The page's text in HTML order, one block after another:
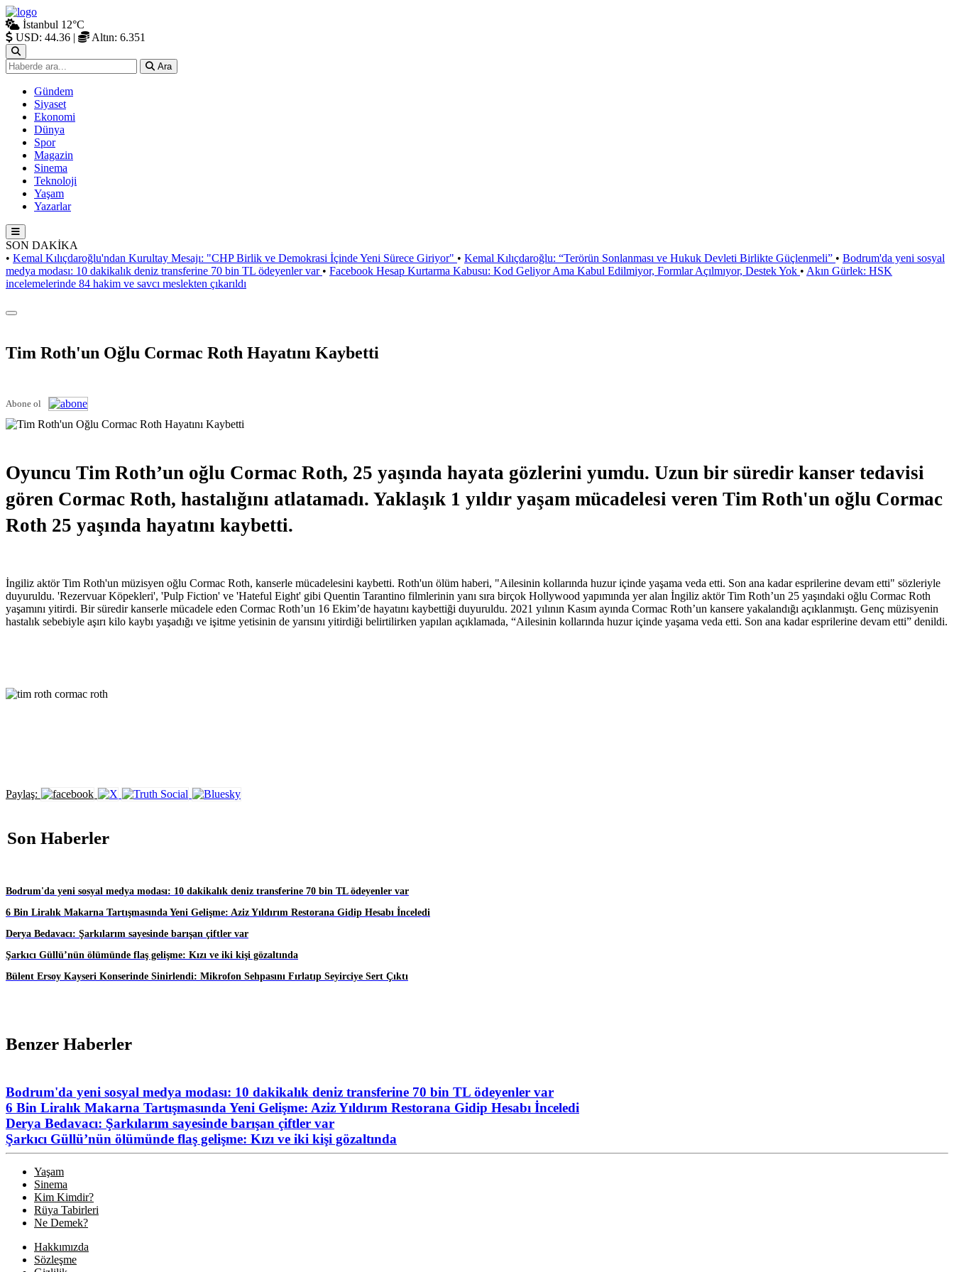
İstanbul 12°C
USD: 44.36 | Altın: 6.351
Ara
Gündem
Siyaset
Ekonomi
Dünya
Spor
Magazin
Sinema
Teknoloji
Yaşam
Yazarlar
SON DAKİKA
• Kemal Kılıçdaroğlu'ndan Kurultay Mesajı: "CHP Birlik ve Demokrasi İçinde Yeni Sürece Giriyor" • Kemal Kılıçdaroğlu: “Terörün Sonlanması ve Hukuk Devleti Birlikte Güçlenmeli” • Bodrum'da yeni sosyal
medya modası: 10 dakikalık deniz transferine 70 bin TL ödeyenler var • Facebook Hesap Kurtarma Kabusu: Kod Geliyor Ama Kabul Edilmiyor, Formlar Açılmıyor, Destek Yok • Akın Gürlek: HSK
incelemelerinde 84 hakim ve savcı meslekten çıkarıldı
Tim Roth'un Oğlu Cormac Roth Hayatını Kaybetti
Abone ol
Oyuncu Tim Roth’un oğlu Cormac Roth, 25 yaşında hayata gözlerini yumdu. Uzun bir süredir kanser tedavisi
gören Cormac Roth, hastalığını atlatamadı. Yaklaşık 1 yıldır yaşam mücadelesi veren Tim Roth'un oğlu Cormac
Roth 25 yaşında hayatını kaybetti.
İngiliz aktör Tim Roth'un müzisyen oğlu Cormac Roth, kanserle mücadelesini kaybetti. Roth'un ölüm haberi, "Ailesinin kollarında huzur içinde yaşama veda etti. Son ana kadar esprilerine devam etti" sözleriyle
duyuruldu. 'Rezervuar Köpekleri', 'Pulp Fiction' ve 'Hateful Eight' gibi Quentin Tarantino filmlerinin yanı sıra birçok Hollywood yapımında yer alan İngiliz aktör Tim Roth’un 25 yaşındaki oğlu Cormac Roth
yaşamını yitirdi. Bir süredir kanserle mücadele eden Cormac Roth’un 16 Ekim’de hayatını kaybettiği duyuruldu. 2021 yılının Kasım ayında Cormac Roth’un kansere yakalandığı açıklanmıştı. Genç müzisyenin
hastalık sebebiyle aşırı kilo kaybı yaşadığı ve işitme yetisinin de yarısını yitirdiği belirtilirken yapılan açıklamada, “Ailesinin kollarında huzur içinde yaşama veda etti. Son ana kadar esprilerine devam etti” denildi.
Paylaş:
Son Haberler
Bodrum'da yeni sosyal medya modası: 10 dakikalık deniz transferine 70 bin TL ödeyenler var
6 Bin Liralık Makarna Tartışmasında Yeni Gelişme: Aziz Yıldırım Restorana Gidip Hesabı İnceledi
Derya Bedavacı: Şarkılarım sayesinde barışan çiftler var
Şarkıcı Güllü’nün ölümünde flaş gelişme: Kızı ve iki kişi gözaltında
Bülent Ersoy Kayseri Konserinde Sinirlendi: Mikrofon Sehpasını Fırlatıp Seyirciye Sert Çıktı
Benzer Haberler
Bodrum'da yeni sosyal medya modası: 10 dakikalık deniz transferine 70 bin TL ödeyenler var
6 Bin Liralık Makarna Tartışmasında Yeni Gelişme: Aziz Yıldırım Restorana Gidip Hesabı İnceledi
Derya Bedavacı: Şarkılarım sayesinde barışan çiftler var
Şarkıcı Güllü’nün ölümünde flaş gelişme: Kızı ve iki kişi gözaltında
Yaşam
Sinema
Kim Kimdir?
Rüya Tabirleri
Ne Demek?
Hakkımızda
Sözleşme